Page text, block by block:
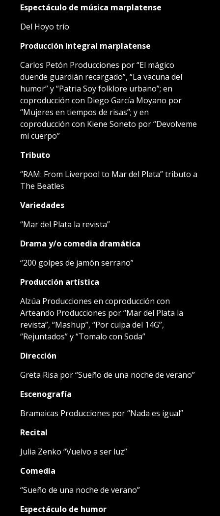
Espectáculo de música marplatense
Del Hoyo trío
Producción integral marplatense
Carlos Petón Producciones por “El mágico
duende guardián recargado”, “La vacuna del
humor” y “Patria Soy folklore urbano”; en
coproducción con Diego García Moyano por
“Mujeres en tiempos de risas”; y en
coproducción con Kiene Soneto por “Devolveme
mi cuerpo”
Tributo
“RAM: From Liverpool to Mar del Plata” tributo a
The Beatles
Variedades
“Mar del Plata la revista”
Drama y/o comedia dramática
“200 golpes de jamón serrano”
Producción artística
Alzúa Producciones en coproducción con
Arteando Producciones por “Mar del Plata la
revista”, “Mashup”, “Por culpa del 14G”,
“Rejuntados” y “Tomalo con Soda”
Dirección
Greta Risa por “Sueño de una noche de verano”
Escenografía
Bramaicas Producciones por “Nada es igual”
Recital
Julia Zenko “Vuelvo a ser luz”
Comedia
“Sueño de una noche de verano”
Espectáculo de humor